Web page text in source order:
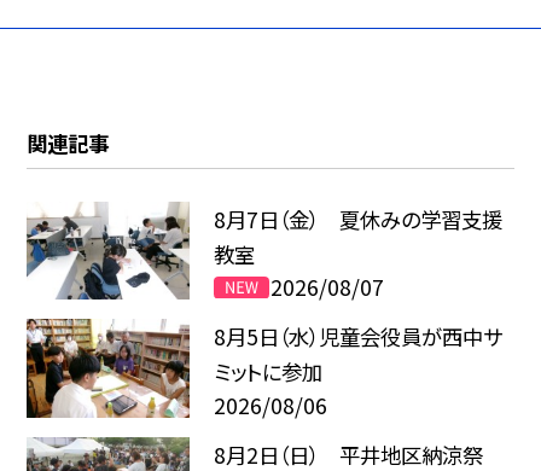
関連記事
8月7日（金） 夏休みの学習支援
教室
2026/08/07
8月5日（水）児童会役員が西中サ
ミットに参加
2026/08/06
8月2日（日） 平井地区納涼祭